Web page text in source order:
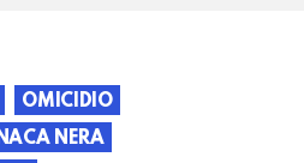
OMICIDIO
NERA